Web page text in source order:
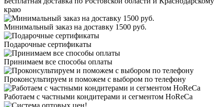
краю
Минимальный заказ на доставку 1500 руб.
Подарочные сертификаты
Принимаем все способы оплаты
Проконсультируем и поможем с выбором по телефону
Работаем с частными кондитерами и сегментом HoReCa